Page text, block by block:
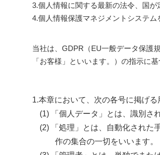
3.個人情報に関する最新の法令、国が
4.個人情報保護マネジメントシステム
当社は、GDPR（EU一般データ保護
「お客様」といいます。）の指示に
1.本章において、次の各号に掲げ
(1) 「個人データ」とは、識別さ
(2) 「処理」とは、自動化された
作の集合の一切をいいます。